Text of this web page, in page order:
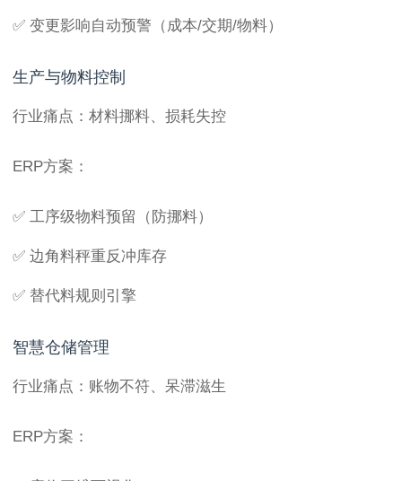
✅ 变更影响自动预警（成本/交期/物料）
生产与物料控制
行业痛点：材料挪料、损耗失控
ERP方案：
✅ 工序级物料预留（防挪料）
✅ 边角料秤重反冲库存
✅ 替代料规则引擎
智慧仓储管理
行业痛点：账物不符、呆滞滋生
ERP方案：